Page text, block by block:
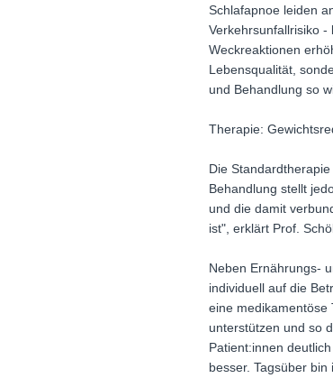
Schlafapnoe leiden
Verkehrsunfallrisiko
Weckreaktionen
Lebensqualität,
und Behandlung so
Therapie:
Die
Behandlung stellt
und die damit
ist", erklärt Prof.
Neben Ernährungs-
individuell auf die
eine medikamentöse
unterstützen und so
Patient:innen
besser. Tagsüber